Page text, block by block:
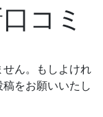
コミ
ん。もしよけれ
をお願いいたし